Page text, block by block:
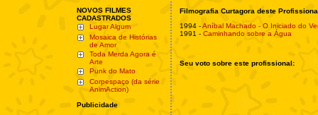
NOVOS FILMES
CADASTRADOS
Lugar Algum
Mosaica de Histórias
de Amor
Toda Merda Agora é
Arte
Punk do Mato
Corpespaço (da série
AnimAction)
Publicidade
Filmografia Curtagora deste
1994 -Aníbal Machado - O Iniciado do
1991 - Caminhando sobre a Água
Seu voto sobre este profissional: